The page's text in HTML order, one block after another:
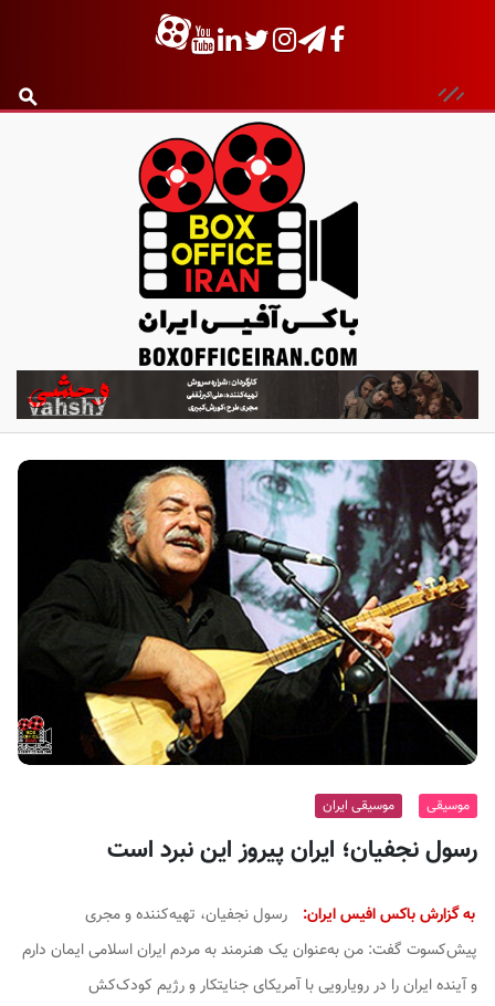
ب
ا
ک
س
آ
ف
ی
س
ا
ی
ر
ا
ن
موسیقی موسیقی ایران
رسول نجفیان؛ ایران پیروز این نبرد است
به گزارش باکس افیس ایران:
رسول نجفیان، تهیه‌کننده و مجری
پیش‌کسوت گفت: من به‌عنوان یک هنرمند به مردم ایران اسلامی ایمان دارم
و آینده ایران را در رویارویی با آمریکای جنایتکار و رژیم کودک‌کش